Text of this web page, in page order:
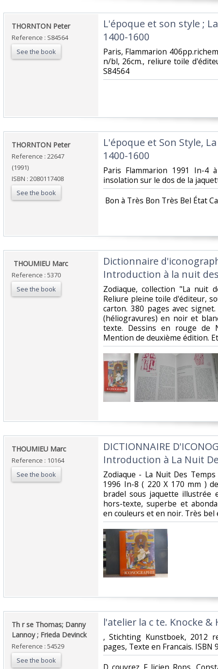
‎THORNTON Peter‎
Reference : S84564
See the book
‎L'époque et son style ;
1400-1600‎
‎Paris, Flammarion
n/bl, 26cm., reliure toile
S84564‎
‎THORNTON Peter‎
Reference : 22647
(1991)
ISBN : 2080117408
See the book
‎L'époque et Son Style,
1400-1600‎
‎Paris Flammarion 1991 In-4
insolation sur le dos de la
Bon à Très Bon Très Bel État
‎ THOUMIEU Marc‎
Reference : 5370
See the book
‎Dictionnaire
Introduction à la nuit
‎Zodiaque, collection "La nuit
Reliure pleine toile d'éditeur,
carton. 380 pages avec
(héliogravures) en noir et
texte. Dessins en rouge de
Mention de deuxième édition.
‎THOUMIEU Marc‎
Reference : 10164
See the book
‎DICTIONNAIRE
Introduction à La Nuit
‎Zodiaque - La Nuit Des
1996 In-8 ( 220 X 170 mm )
bradel sous jaquette illustrée
hors-texte, superbe et
en couleurs et en noir. Très bel
‎Th r se Thomas; Danny
Lannoy ; Frieda Devinck‎
Reference : 54529
See the book
‎l'atelier la c te. Knocke &
‎, Stichting Kunstboek, 2012
pages, Texte en Francais. ISBN